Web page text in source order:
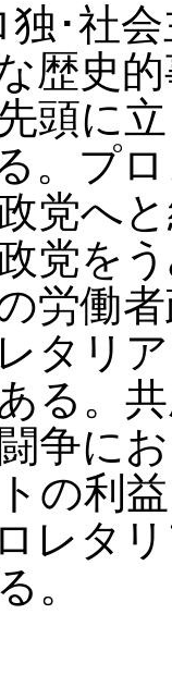
･社
歴史
頭に
。プ
党へ
党を
労働
タリ
る。
争に
の利
レタ
。